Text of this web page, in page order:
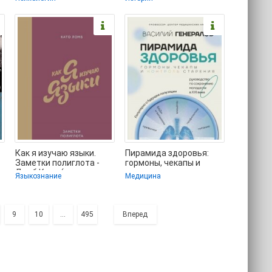
книги бесплатно TXT,
Как я изучаю языки.
Заметки полиглота -
Ломб Като (книги
Языкознание
Пирамида здоровья:
гормоны, чекапы и
контроль старения -
Генералов Василий
Медицина
9 10 ... 495 Вперед